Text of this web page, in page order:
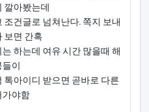
깔아봤는데
조건글로 넘쳐난다. 쪽지 보내
보면 간혹
하는데 여유 시간 많을때 해
이
톡아이디 받으면 곧바로 다른
가야함